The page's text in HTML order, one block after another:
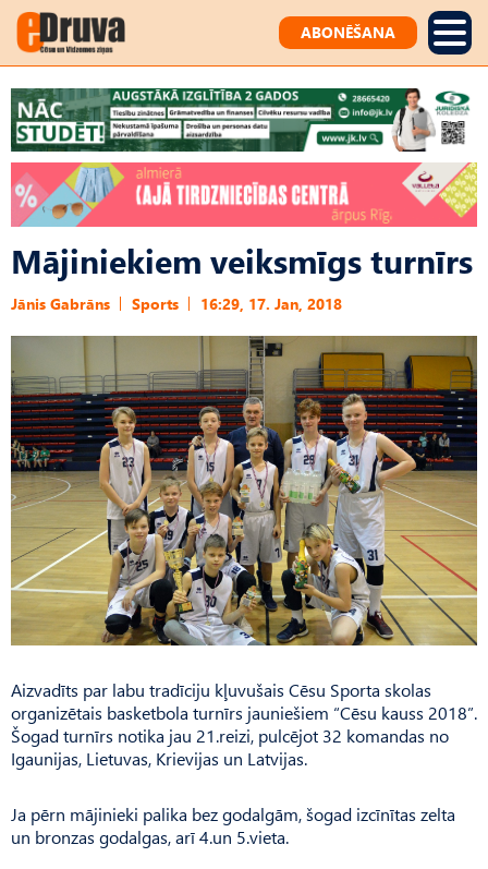
ABONĒŠANA
Mājiniekiem veiksmīgs turnīrs
Jānis Gabrāns Sports 16:29, 17. Jan, 2018
Aizvadīts par labu tradīciju kļuvušais Cēsu Sporta skolas
organizētais basketbola turnīrs jauniešiem “Cēsu kauss 2018”.
Šogad turnīrs notika jau 21.reizi, pulcējot 32 komandas no
Igaunijas, Lietuvas, Krievijas un Latvijas.
Ja pērn mājinieki palika bez godalgām, šogad izcīnītas zelta
un bronzas godalgas, arī 4.un 5.vieta.